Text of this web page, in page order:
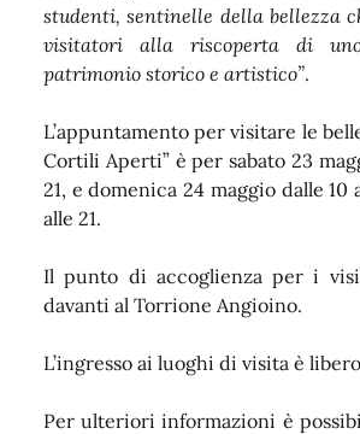
studenti, sentinelle della bellezza
visitatori alla riscoperta di
patrimonio storico e artistico”.
L’appuntamento per visitare le
Cortili Aperti” è per sabato 23
21, e domenica 24 maggio dalle 10
alle 21.
Il punto di accoglienza per i
davanti al Torrione Angioino.
L’ingresso ai luoghi di visita è
Per ulteriori informazioni è